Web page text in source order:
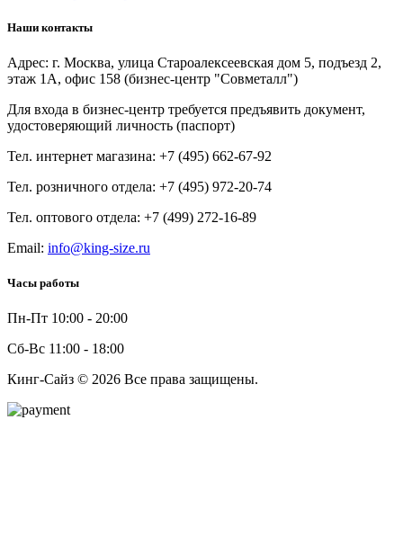
Наши контакты
Адрес: г. Москва, улица Староалексеевская дом 5, подъезд 2,
этаж 1А, офис 158 (бизнес-центр "Совметалл")
Для входа в бизнес-центр требуется предъявить документ,
удостоверяющий личность (паспорт)
Тел. интернет магазина: +7 (495) 662-67-92
Тел. розничного отдела: +7 (495) 972-20-74
Тел. оптового отдела: +7 (499) 272-16-89
Email: info@king-size.ru
Часы работы
Пн-Пт 10:00 - 20:00
Сб-Вс 11:00 - 18:00
Кинг-Сайз © 2026 Все права защищены.